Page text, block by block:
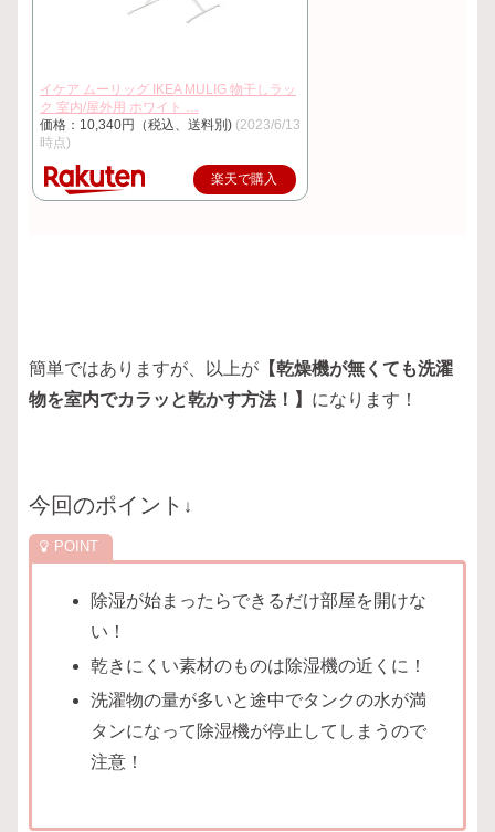
イケア ムーリッグ IKEA MULIG 物干しラッ
ク 室内/屋外用 ホワイト …
価格：10,340円（税込、送料別) (2023/6/13
時点)
楽天で購入
簡単ではありますが、以上が 【乾燥機が無くても洗濯
物を室内でカラッと乾かす方法！】 になります！
今回のポイント ↓
除湿が始まったらできるだけ部屋を開けな
い！
乾きにくい素材のものは除湿機の近くに！
洗濯物の量が多いと途中でタンクの水が満
タンになって除湿機が停止してしまうので
注意！